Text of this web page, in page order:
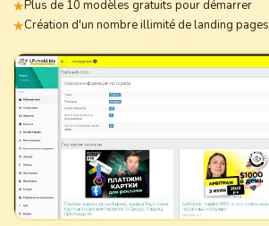
Plus de 10 modèles gratuits pour démarrer
Création d'un nombre illimité de landing pages